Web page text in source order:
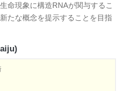
命現象に構造RNAが関与するこ
たな概念を提示することを目指